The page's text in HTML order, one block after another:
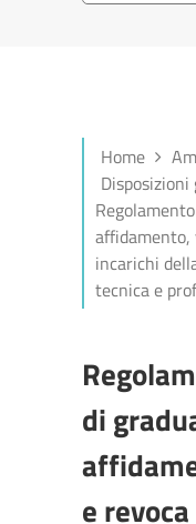
Home
Disposizioni
affidamento,
incarichi
tecnica e
di
e